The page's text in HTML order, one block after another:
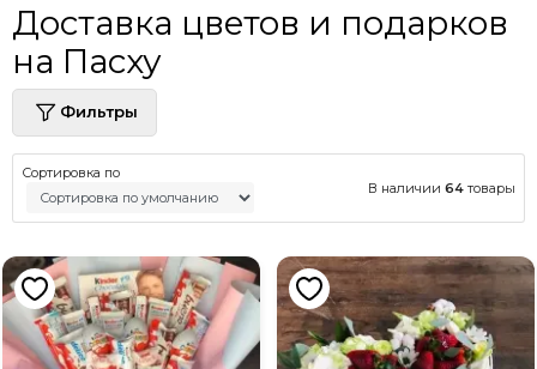
Доставка цветов и подарков
на Пасху
Фильтры
Сортировка по
В наличии 64 товары